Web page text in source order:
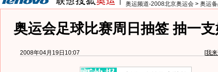
奥运频道-2008北京奥运会 > 奥运
奥运会足球比赛周日抽签 抽一
2008年04月19日10:07 [我